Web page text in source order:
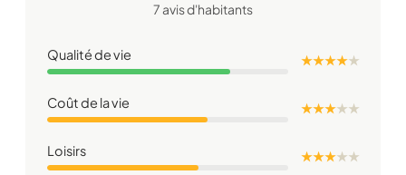
7 avis d'habitants
Qualité de vie ★ ★ ★ ★★
Coût de la vie ★ ★ ★★★
Loisirs ★ ★ ★★★